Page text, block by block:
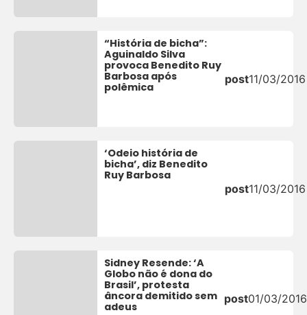
“História de bicha”:
Aguinaldo Silva
provoca Benedito Ruy
Barbosa após
polêmica
post11/03/2016
‘Odeio história de
bicha’, diz Benedito
Ruy Barbosa
post11/03/2016
Sidney Resende: ‘A
Globo não é dona do
Brasil’, protesta
âncora demitido sem
adeus
post01/03/2016